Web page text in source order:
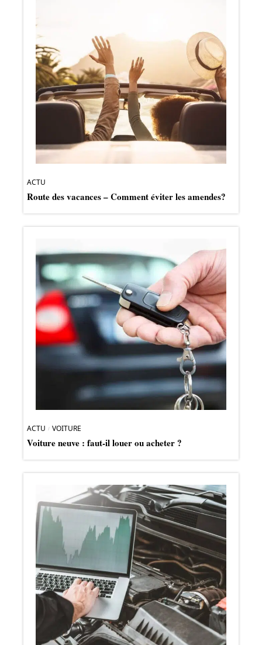
ACTU
Route des vacances – Comment éviter les amendes?
ACTU VOITURE
Voiture neuve : faut-il louer ou acheter ?